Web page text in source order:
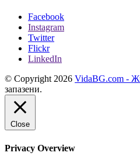
Facebook
Instagram
Twitter
Flickr
LinkedIn
© Copyright 2026 VidaBG.com -
запазени.
Close
Privacy Overview